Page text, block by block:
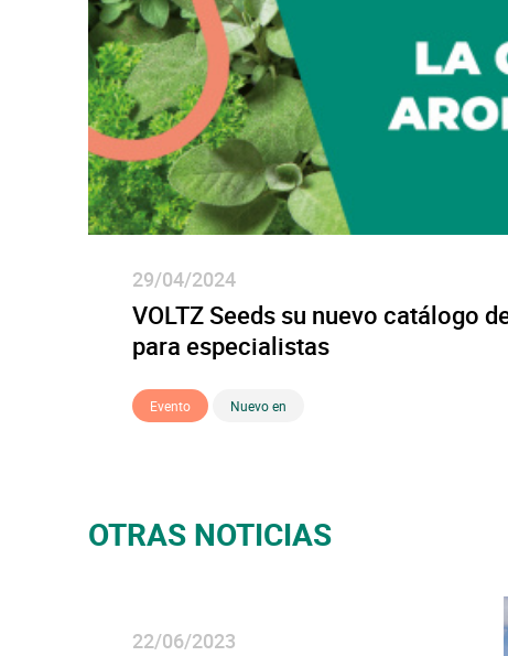
29/04/2024
VOLTZ Seeds su nuevo catálogo
para especialistas
Evento Nuevo en
OTRAS NOTICIAS
22/06/2023